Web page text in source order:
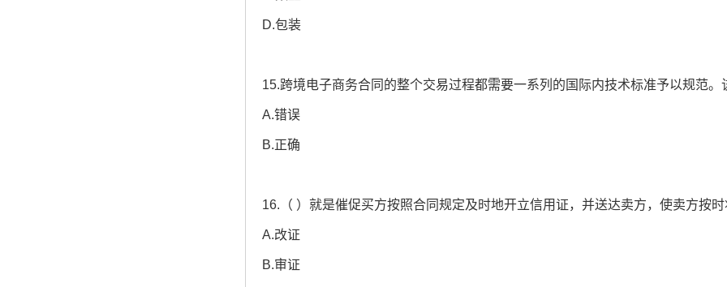
D.包装
15.跨境电子商务合同的整个交易过程都需要一系列的国际内技术标准予以规范。
A.错误
B.正确
16.（ ）就是催促买方按照合同规定及时地开立信用证，并送达卖方，使卖方按时
A.改证
B.审证